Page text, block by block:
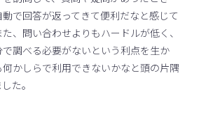
で回答が返ってきて便利だなと感じて
、問い合わせよりもハードルが低く、
で調べる必要がないという利点を生か
何かしらで利用できないかなと頭の片隅
た。